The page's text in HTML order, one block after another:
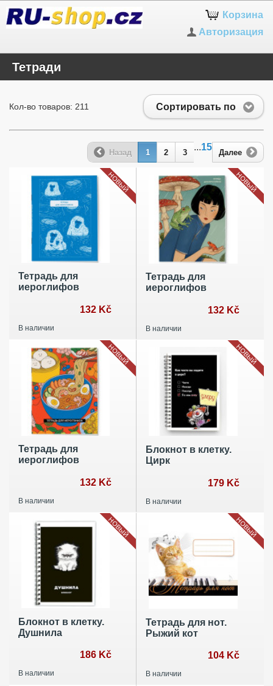
Корзина
Авторизация
Тетради
Сортировать по
Кол-во товаров: 211
Назад 1 2 3
...15
Далее
Тетрадь для
иероглифов
132 Kč
В наличии
НОВЫЙ
Тетрадь для
иероглифов
132 Kč
В наличии
НОВЫЙ
Тетрадь для
иероглифов
132 Kč
В наличии
НОВЫЙ
Блокнот в клетку.
Цирк
179 Kč
В наличии
НОВЫЙ
Блокнот в клетку.
Душнила
186 Kč
В наличии
НОВЫЙ
Тетрадь для нот.
Рыжий кот
104 Kč
В наличии
НОВЫЙ